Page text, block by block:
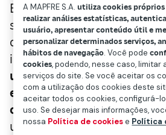
Essas dúvidas são muito
se trata de uma decisão
de qualquer pessoa. Em
importante entender que
usar seu dinheiro para
expectativa de que isso
com o tempo. Por exemplo,
uma ação de uma empresa
A MAPFRE S.A.utiliza cookies próprios
realizar análises estatísticas,
usuário, apresentar conteúdo útil e
personalizar determinados serviços,
hábitos de navegação. Você pode
cookies, podendo, nesse caso, limitar
serviços do site. Se você aceitar os
com a utilização dos cookies deste
aceitar todos os cookies, configurá-
uso. Se desejar mais informações,
nossa Política de cookiese Política